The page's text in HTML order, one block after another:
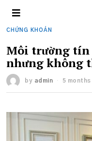
CHỨNG KHOÁN
Môi trường tín
nhưng không
by admin 5 months